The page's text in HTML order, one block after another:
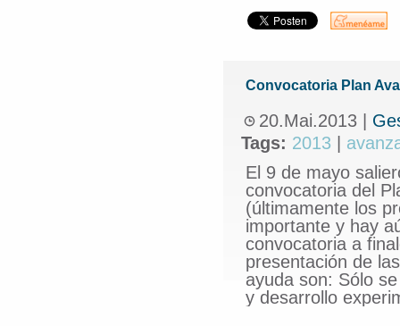
Convocatoria Plan
20.Mai.2013
Tags: 2013
El 9 de mayo
convocatoria del
(últimamente los
importante y hay
convocatoria a
presentación de
ayuda son: Sólo
y desarrollo